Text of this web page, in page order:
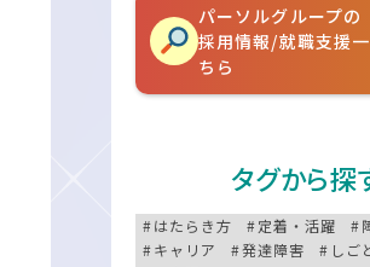
パーソルグループの
採用情報/就職支援
ちら
タグから探
はたらき方 定着・活躍
キャリア
発達障害 しご